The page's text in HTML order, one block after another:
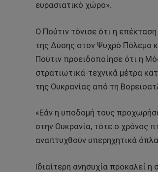
ευρασιατικό χώρο».
Ο Πούτιν τόνισε ότι η
της Δύσης στον Ψυχρό Πόλεμο
Πούτιν προειδοποίησε ότι η
στρατιωτικά-τεχνικά μέτρα
της Ουκρανίας από τη
«Εάν η υποδομή τους
στην Ουκρανία, τότε ο χρόνος
αναπτυχθούν υπερηχητικά
Ιδιαίτερη ανησυχία